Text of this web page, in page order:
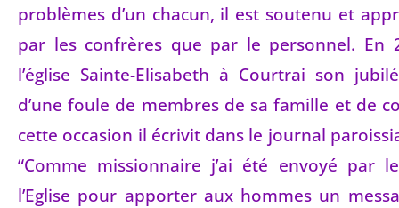
problèmes d’un chacun, il est soutenu et
par les confrères que par le personnel. En
l’église Sainte-Elisabeth à Courtrai son
d’une foule de membres de sa famille et de
cette occasion il écrivit dans le journal
“Comme missionnaire j’ai été envoyé par
l’Eglise pour apporter aux hommes un